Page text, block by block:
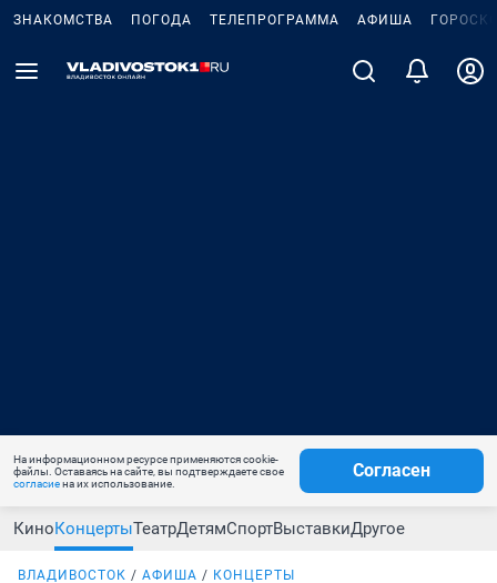
ЗНАКОМСТВА ПОГОДА ТЕЛЕПРОГРАММА АФИША
На информационном ресурсе применяются cookie-
файлы. Оставаясь на сайте, вы подтверждаете свое
согласиена их использование.
Согласен
КиноКонцертыТеатрДетямСпортВыставкиДругое
ВЛАДИВОСТОК АФИША КОНЦЕРТЫ